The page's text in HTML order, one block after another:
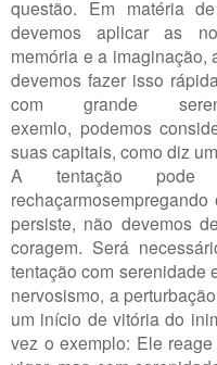
questão. Em matéria
devemos aplicar as
memória e a imaginação,
devemos fazer isso
com grande
exemlo, podemos
suas capitais, como diz
A tentação
persiste, não devemos
coragem. Será
tentação com serenidade
nervosismo, a
um início de vitória do
vez o exemplo: Ele